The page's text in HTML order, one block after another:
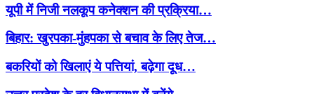
यूपी में निजी नलकूप कनेक्शन की प्रक्रिया…
बिहार: खुरपका-मुंहपका से बचाव के लिए तेज…
बकरियों को खिलाएं ये पत्तियां, बढ़ेगा दूध…